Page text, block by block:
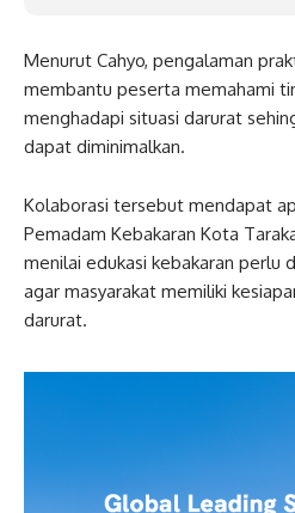
Menurut Cahyo, pengalaman
membantu peserta memahami
menghadapi situasi darurat
dapat diminimalkan.
Kolaborasi tersebut mendapat
Pemadam Kebakaran Kota
menilai edukasi kebakaran perlu
agar masyarakat memiliki
darurat.